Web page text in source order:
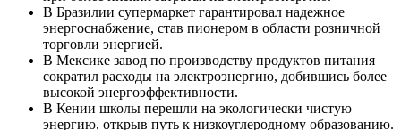
В Бразилии супермаркет гарантировал надежное
энергоснабжение, став пионером в области розничной
торговли энергией.
В Мексике завод по производству продуктов питания
сократил расходы на электроэнергию, добившись более
высокой энергоэффективности.
В Кении школы перешли на экологически чистую
энергию, открыв путь к низкоуглеродному образованию.